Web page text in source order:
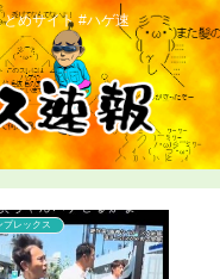
めサイト #ハゲ速
こどおじ・ニート